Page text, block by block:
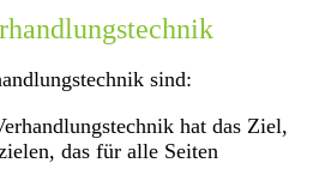
sind:
hat das Ziel,
das für alle Seiten